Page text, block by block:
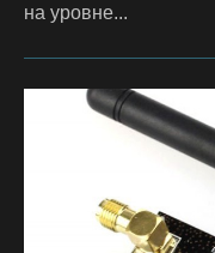
на уровне...